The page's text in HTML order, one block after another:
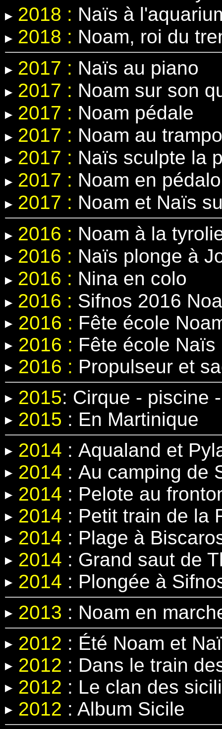
2018 : Naïs à
2018 : Noam, roi du
2017 : Naïs au piano
2017 : Noam sur son
2017 : Noam pédale
2017 : Noam au
2017 : Naïs sculpte la
2017 : Noam en pédalo
2017 : Noam et Naïs
2016 : Noam à la
2016 : Naïs plonge à
2016 : Nina en colo
2016 : Sifnos 2016
2016 : Fête école
2016 : Fête école Naïs
2016 : Propulseur et
2015: Cirque - piscine
2015 : En Martinique
2014 : Aqualand et
2014 : Au camping de
2014 : Pelote au
2014 : Petit train de la
2014 : Plage à
2014 : Grand saut de
2014 : Plongée à
2013 : Noam en
2012 : Été Noam et
2012 : Dans le train
2012 : Le clan des
2012 : Album Sicile